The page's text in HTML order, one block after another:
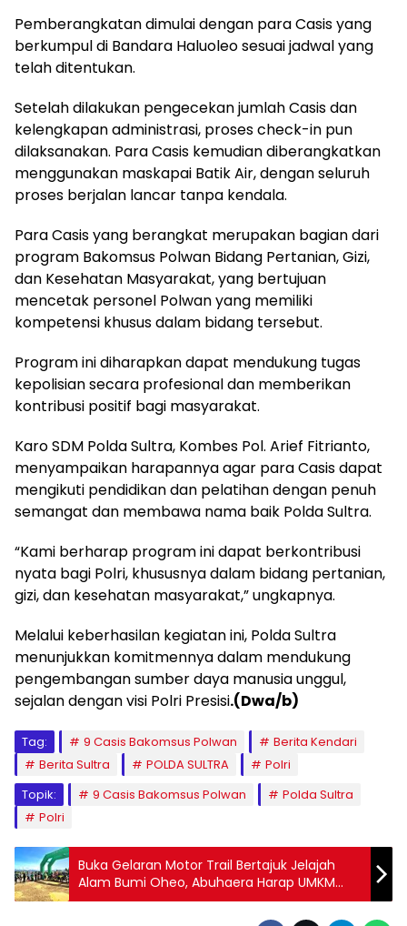
Pemberangkatan dimulai dengan para Casis yang
berkumpul di Bandara Haluoleo sesuai jadwal yang
telah ditentukan.
Setelah dilakukan pengecekan jumlah Casis dan
kelengkapan administrasi, proses check-in pun
dilaksanakan. Para Casis kemudian diberangkatkan
menggunakan maskapai Batik Air, dengan seluruh
proses berjalan lancar tanpa kendala.
Para Casis yang berangkat merupakan bagian dari
program Bakomsus Polwan Bidang Pertanian, Gizi,
dan Kesehatan Masyarakat, yang bertujuan
mencetak personel Polwan yang memiliki
kompetensi khusus dalam bidang tersebut.
Program ini diharapkan dapat mendukung tugas
kepolisian secara profesional dan memberikan
kontribusi positif bagi masyarakat.
Karo SDM Polda Sultra, Kombes Pol. Arief Fitrianto,
menyampaikan harapannya agar para Casis dapat
mengikuti pendidikan dan pelatihan dengan penuh
semangat dan membawa nama baik Polda Sultra.
“Kami berharap program ini dapat berkontribusi
nyata bagi Polri, khususnya dalam bidang pertanian,
gizi, dan kesehatan masyarakat,” ungkapnya.
Melalui keberhasilan kegiatan ini, Polda Sultra
menunjukkan komitmennya dalam mendukung
pengembangan sumber daya manusia unggul,
sejalan dengan visi Polri Presisi.(Dwa/b)
Tag: 9 Casis Bakomsus Polwan
Berita Kendari
Berita Sultra
POLDA SULTRA
Polri
Topik:
9 Casis Bakomsus Polwan
Polda Sultra
Polri
Buka Gelaran Motor Trail Bertajuk Jelajah
Alam Bumi Oheo, Abuhaera Harap UMKM
Mendapat Manfaat